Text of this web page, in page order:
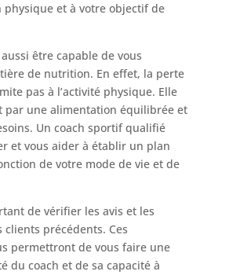
physique et à votre objectif de
être capable de vous
de nutrition. En effet, la perte
pas à l’activité physique. Elle
par une alimentation équilibrée et
Un coach sportif qualifié
et vous aider à établir un plan
de votre mode de vie et de
de vérifier les avis et les
clients précédents. Ces
permettront de vous faire une
du coach et de sa capacité à